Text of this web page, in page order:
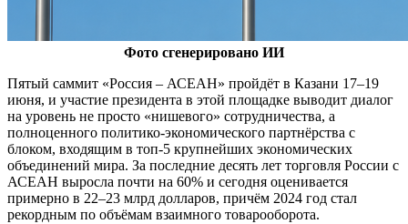
Фото сгенерировано ИИ
Пятый саммит «Россия – АСЕАН» пройдёт в Казани 17–19
июня, и участие президента в этой площадке выводит диалог
на уровень не просто «нишевого» сотрудничества, а
полноценного политико-экономического партнёрства с
блоком, входящим в топ-5 крупнейших экономических
объединений мира. За последние десять лет торговля России с
АСЕАН выросла почти на 60% и сегодня оценивается
примерно в 22–23 млрд долларов, причём 2024 год стал
рекордным по объёмам взаимного товарооборота.